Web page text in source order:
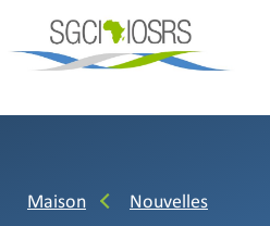
Maison Nouvelles